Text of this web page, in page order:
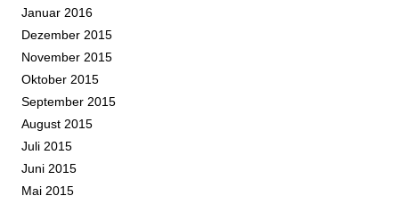
Januar 2016
Dezember 2015
November 2015
Oktober 2015
September 2015
August 2015
Juli 2015
Juni 2015
Mai 2015